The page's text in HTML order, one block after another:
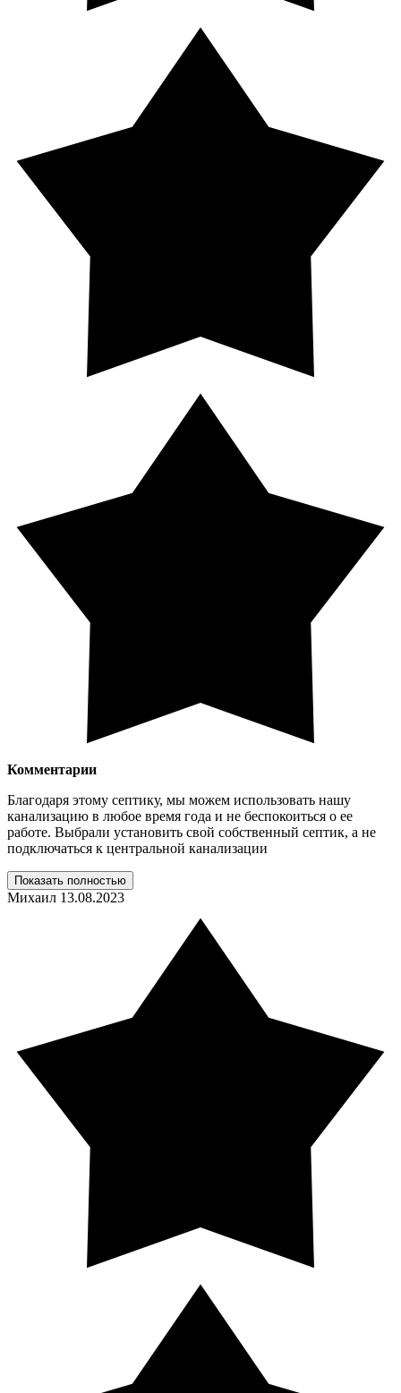
Комментарии
Благодаря этому септику, мы можем использовать нашу
канализацию в любое время года и не беспокоиться о ее
работе. Выбрали установить свой собственный септик, а не
подключаться к центральной канализации
Показать полностью
Михаил 13.08.2023